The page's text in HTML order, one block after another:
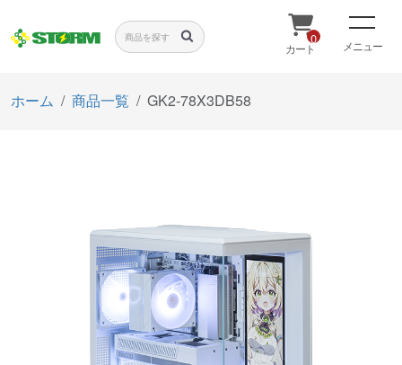
0
カート メニュー
ホーム 商品一覧 GK2-78X3DB58